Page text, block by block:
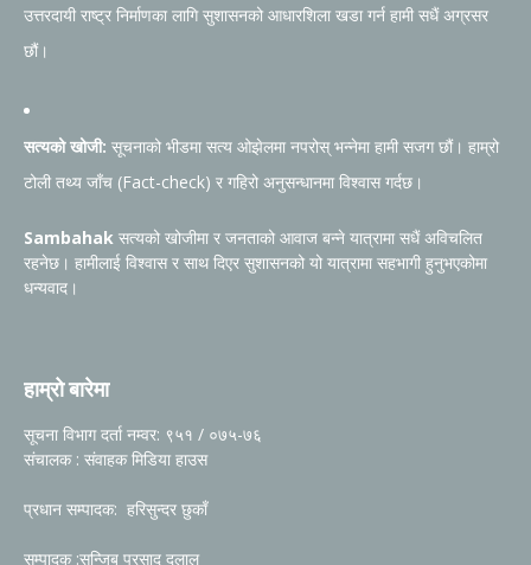
उत्तरदायी राष्ट्र निर्माणका लागि सुशासनको आधारशिला खडा गर्न हामी सधैं अग्रसर
छौं।
सत्यको खोजी: सूचनाको भीडमा सत्य ओझेलमा नपरोस् भन्नेमा हामी सजग छौं। हाम्रो
टोली तथ्य जाँच (Fact-check) र गहिरो अनुसन्धानमा विश्वास गर्दछ।
Sambahak सत्यको खोजीमा र जनताको आवाज बन्ने यात्रामा सधैं अविचलित
रहनेछ। हामीलाई विश्वास र साथ दिएर सुशासनको यो यात्रामा सहभागी हुनुभएकोमा
धन्यवाद।
हाम्रो बारेमा
सूचना विभाग दर्ता नम्वर: ९५१ / ०७५-७६
संचालक : संवाहक मिडिया हाउस
प्रधान सम्पादक: हरिसुन्दर छुकाँ
सम्पादक :सन्जिब प्रसाद दुलाल